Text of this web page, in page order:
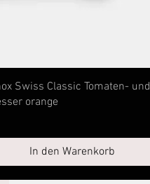
Schnellansicht
Swiss Classic Tomaten- und
orange
In den Warenkorb